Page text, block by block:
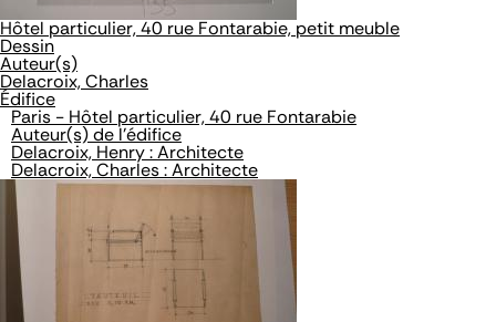
Hôtel particulier, 40 rue Fontarabie, petit meuble
Dessin
Auteur(s)
Delacroix, Charles
Édifice
Paris - Hôtel particulier, 40 rue Fontarabie
Auteur(s) de l'édifice
Delacroix, Henry : Architecte
Delacroix, Charles : Architecte